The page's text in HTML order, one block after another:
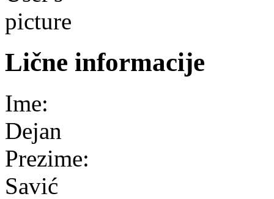
Lične informacije
Ime:
Dejan
Prezime:
Savić